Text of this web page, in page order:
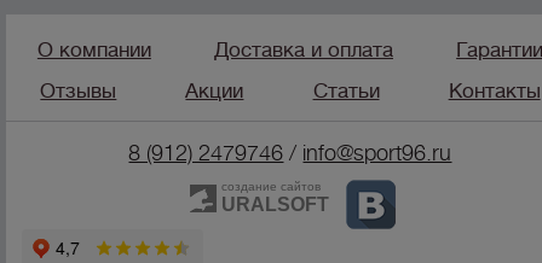
О компании Доставка и оплата
Отзывы
Акции Статьи Контакты
8 (912) 2479746 / info@sport96.ru
создание сайтов
URALSOFT